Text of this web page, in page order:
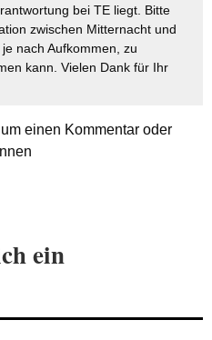
bei TE liegt. Bitte
zwischen Mitternacht und
nach Aufkommen, zu
kann. Vielen Dank für Ihr
einen Kommentar oder
ein